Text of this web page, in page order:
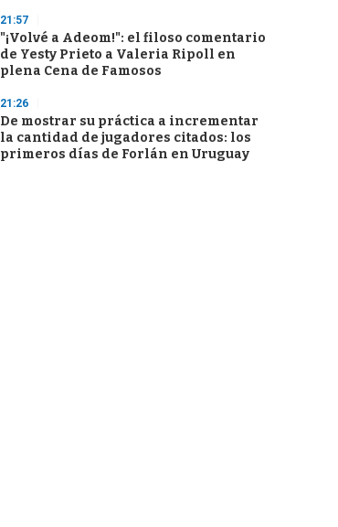
21:57
"¡Volvé a Adeom!": el filoso comentario
de Yesty Prieto a Valeria Ripoll en
plena Cena de Famosos
21:26
De mostrar su práctica a incrementar
la cantidad de jugadores citados: los
primeros días de Forlán en Uruguay